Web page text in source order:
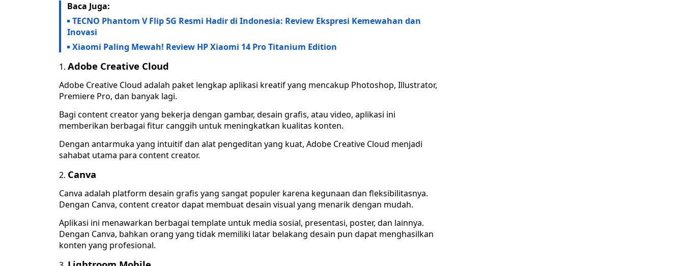
Baca Juga:
TECNO Phantom V Flip 5G Resmi Hadir di Indonesia: Review Ekspresi Kemewahan dan
Inovasi
Xiaomi Paling Mewah! Review HP Xiaomi 14 Pro Titanium Edition
Adobe Creative Cloud
Adobe Creative Cloud adalah paket lengkap aplikasi kreatif yang mencakup Photoshop, Illustrator,
Premiere Pro, dan banyak lagi.
Bagi content creator yang bekerja dengan gambar, desain grafis, atau video, aplikasi ini
memberikan berbagai fitur canggih untuk meningkatkan kualitas konten.
Dengan antarmuka yang intuitif dan alat pengeditan yang kuat, Adobe Creative Cloud menjadi
sahabat utama para content creator.
Canva
Canva adalah platform desain grafis yang sangat populer karena kegunaan dan fleksibilitasnya.
Dengan Canva, content creator dapat membuat desain visual yang menarik dengan mudah.
Aplikasi ini menawarkan berbagai template untuk media sosial, presentasi, poster, dan lainnya.
Dengan Canva, bahkan orang yang tidak memiliki latar belakang desain pun dapat menghasilkan
konten yang profesional.